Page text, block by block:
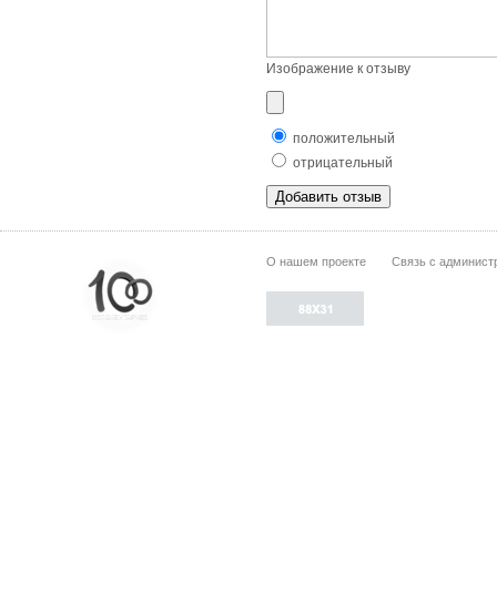
Изображение к отзыву
положительный
отрицательный
О нашем проекте Связь с